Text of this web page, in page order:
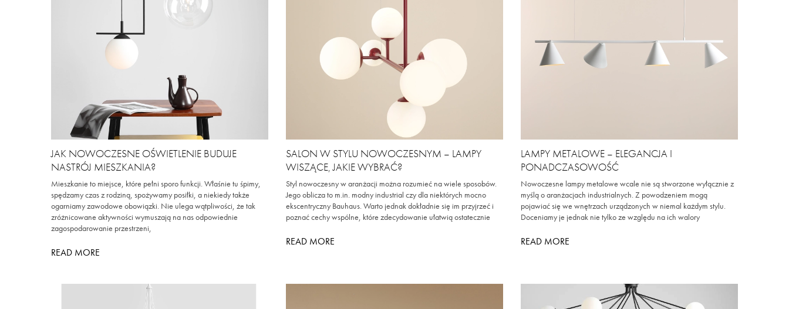
JAK NOWOCZESNE OŚWIETLENIE BUDUJE
NASTRÓJ MIESZKANIA?
Mieszkanie to miejsce, które pełni sporo funkcji. Właśnie tu śpimy,
spędzamy czas z rodziną, spożywamy posiłki, a niekiedy także
ogarniamy zawodowe obowiązki. Nie ulega wątpliwości, że tak
zróżnicowane aktywności wymuszają na nas odpowiednie
zagospodarowanie przestrzeni,
READ MORE
SALON W STYLU NOWOCZESNYM – LAMPY
WISZĄCE, JAKIE WYBRAĆ?
Styl nowoczesny w aranżacji można rozumieć na wiele sposobów.
Jego oblicza to m.in. modny industrial czy dla niektórych mocno
ekscentryczny Bauhaus. Warto jednak dokładnie się im przyjrzeć i
poznać cechy wspólne, które zdecydowanie ułatwią ostatecznie
READ MORE
LAMPY METALOWE – ELEGANCJA I
PONADCZASOWOŚĆ
Nowoczesne lampy metalowe wcale nie są stworzone wyłącznie z
myślą o aranżacjach industrialnych. Z powodzeniem mogą
pojawiać się we wnętrzach urządzonych w niemal każdym stylu.
Doceniamy je jednak nie tylko ze względu na ich walory
READ MORE